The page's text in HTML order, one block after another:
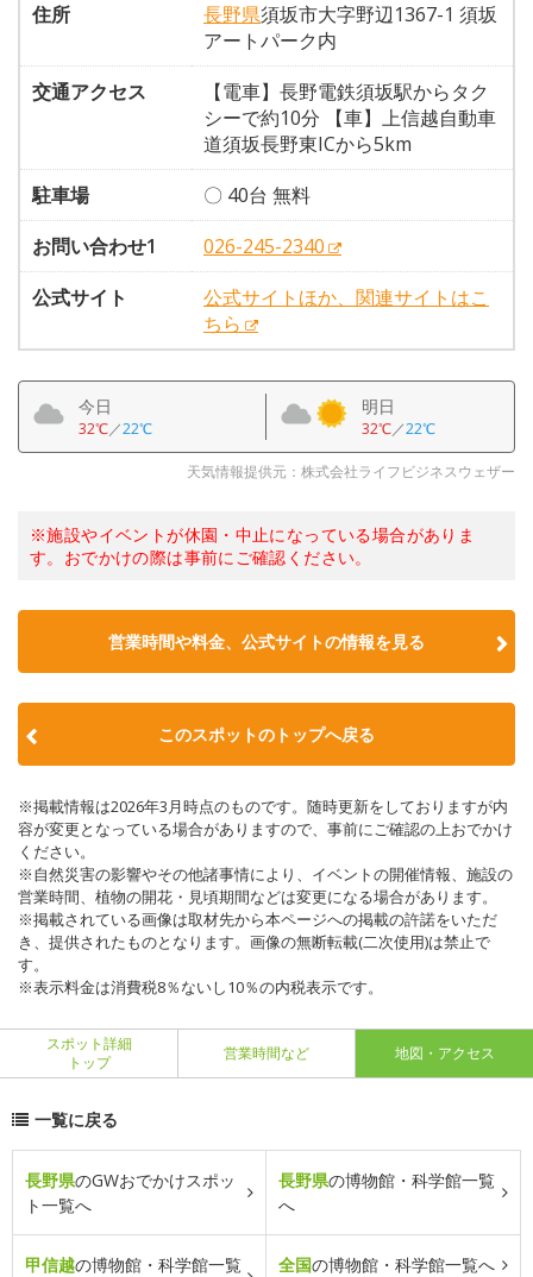
住所
長野県須坂市大字野辺1367-1 須坂
アートパーク内
交通アクセス
【電車】長野電鉄須坂駅からタク
シーで約10分 【車】上信越自動車
道須坂長野東ICから5km
駐車場
〇 40台 無料
お問い合わせ1
026-245-2340
公式サイト
公式サイトほか、関連サイトはこ
ちら
今日
32℃／22℃
明日
32℃／22℃
天気情報提供元：株式会社ライフビジネスウェザー
※施設やイベントが休園・中止になっている場合がありま
す。おでかけの際は事前にご確認ください。
営業時間や料金、公式サイトの情報を見る
このスポットのトップへ戻る
※掲載情報は2026年3月時点のものです。随時更新をしておりますが内
容が変更となっている場合がありますので、事前にご確認の上おでかけ
ください。
※自然災害の影響やその他諸事情により、イベントの開催情報、施設の
営業時間、植物の開花・見頃期間などは変更になる場合があります。
※掲載されている画像は取材先から本ページへの掲載の許諾をいただ
き、提供されたものとなります。画像の無断転載(二次使用)は禁止で
す。
※表示料金は消費税8％ないし10％の内税表示です。
スポット詳細
トップ
営業時間など 地図・アクセス
一覧に戻る
長野県のGWおでかけスポッ
ト一覧へ
長野県の博物館・科学館一覧
へ
甲信越の博物館・科学館一覧
全国の博物館・科学館一覧へ